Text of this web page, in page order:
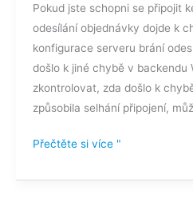
Pokud jste schopni se připojit
odesílání objednávky dojde k
konfigurace serveru brání
došlo k jiné chybě v backendu
zkontrolovat, zda došlo k
způsobila selhání připojení,
odesílání
objednávky
zobrazuje
chyba
sítě?
Přečtěte si více "